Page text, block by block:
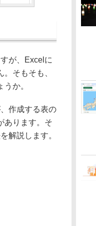
が、Excelに
そもそも、
か。
作成する表の
あります。そ
解説します。